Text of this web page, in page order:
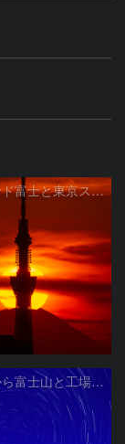
ダイヤモンド富士と東京スカイツリー 千葉県市川市
田子の浦から富士山と工場夜景と北天の日周運動 静岡県富士市